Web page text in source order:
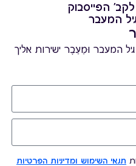
הפייסבוק
המעבר
המעבר וּמֵעֵבֶר ישירות אליך
תנאי השימוש ומדיניות הפרטיות